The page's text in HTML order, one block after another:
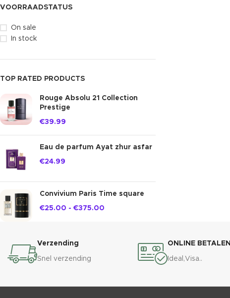
VOORRAADSTATUS
On sale
In stock
TOP RATED PRODUCTS
Rouge Absolu 21 Collection
Prestige
€39.99
Eau de parfum Ayat zhur asfar
€24.99
Convivium Paris Time square
€25.00 - €375.00
Verzending
Snel verzending
ONLINE BETALEN
Ideal,Visa..